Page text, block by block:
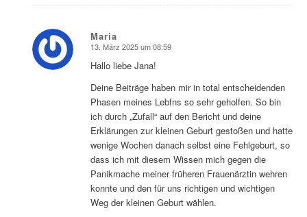
Maria
sagte:
13. März 2025 um 08:59
Hallo liebe Jana!
Deine Beiträge haben mir in total entscheidenden
Phasen meines Lebfns so sehr geholfen. So bin
ich durch „Zufall“ auf den Bericht und deine
Erklärungen zur kleinen Geburt gestoßen und hatte
wenige Wochen danach selbst eine Fehlgeburt, so
dass ich mit diesem Wissen mich gegen die
Panikmache meiner früheren Frauenärztin wehren
konnte und den für uns richtigen und wichtigen
Weg der kleinen Geburt wählen.